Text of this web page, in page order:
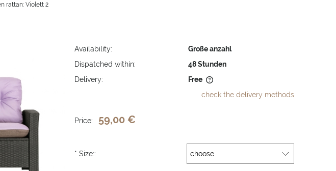
rattan: Violett 2
Availability:
Große anzahl
Dispatched within:
48 Stunden
Delivery:
Free
check the delivery methods
Price: 59,00 €
* Size::